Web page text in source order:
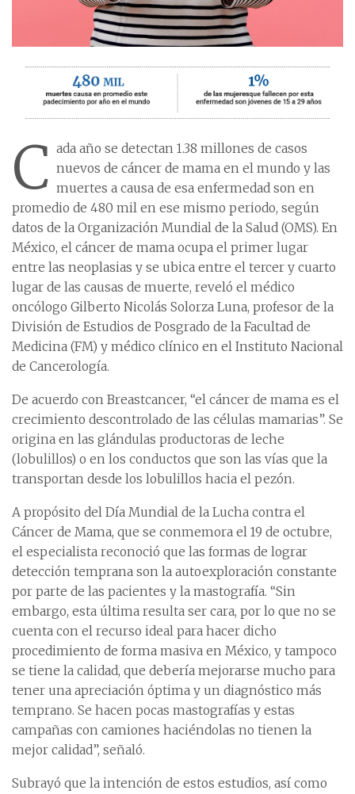
C ada año se detectan 1.38 millones de casos
nuevos de cáncer de mama en el mundo y las
muertes a causa de esa enfermedad son en
promedio de 480 mil en ese mismo periodo, según
datos de la Organización Mundial de la Salud (OMS). En
México, el cáncer de mama ocupa el primer lugar
entre las neoplasias y se ubica entre el tercer y cuarto
lugar de las causas de muerte, reveló el médico
oncólogo Gilberto Nicolás Solorza Luna, profesor de la
División de Estudios de Posgrado de la Facultad de
Medicina (FM) y médico clínico en el Instituto Nacional
de Cancerología.
De acuerdo con Breastcancer, “el cáncer de mama es el
crecimiento descontrolado de las células mamarias”. Se
origina en las glándulas productoras de leche
(lobulillos) o en los conductos que son las vías que la
transportan desde los lobulillos hacia el pezón.
A propósito del Día Mundial de la Lucha contra el
Cáncer de Mama, que se conmemora el 19 de octubre,
el especialista reconoció que las formas de lograr
detección temprana son la autoexploración constante
por parte de las pacientes y la mastografía. “Sin
embargo, esta última resulta ser cara, por lo que no se
cuenta con el recurso ideal para hacer dicho
procedimiento de forma masiva en México, y tampoco
se tiene la calidad, que debería mejorarse mucho para
tener una apreciación óptima y un diagnóstico más
temprano. Se hacen pocas mastografías y estas
campañas con camiones haciéndolas no tienen la
mejor calidad”, señaló.
Subrayó que la intención de estos estudios, así como